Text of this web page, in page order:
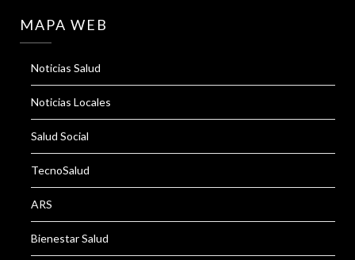
MAPA WEB
Noticias Salud
Noticias Locales
Salud Social
TecnoSalud
ARS
Bienestar Salud